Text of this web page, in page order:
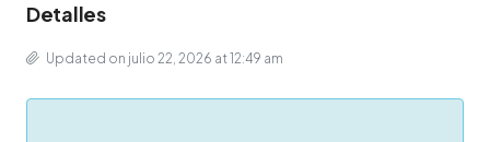
Detalles
Updated on julio 22, 2026 at 12:49 am